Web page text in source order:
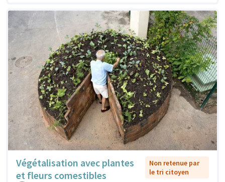
Végétalisation avec plantes
et fleurs comestibles
Non retenue par
le tri citoyen